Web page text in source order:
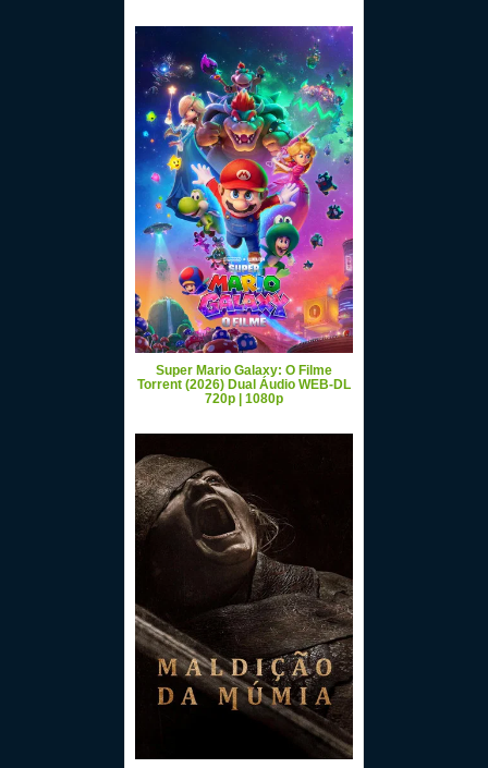
Super Mario Galaxy: O Filme
Torrent (2026) Dual Áudio WEB-DL
720p | 1080p